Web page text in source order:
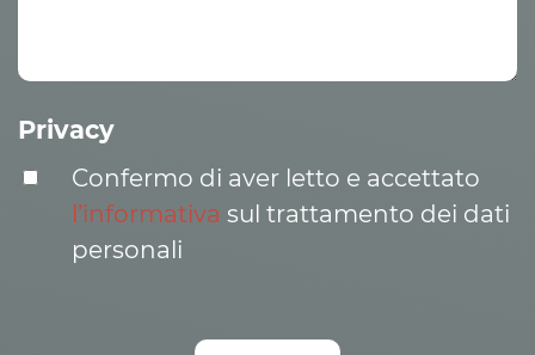
Privacy
Confermo di aver letto e accettato
l’informativa sul trattamento dei dati
personali